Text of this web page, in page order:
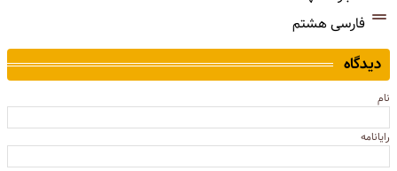
فارسی هشتم
دیدگاه
نام
رایانامه